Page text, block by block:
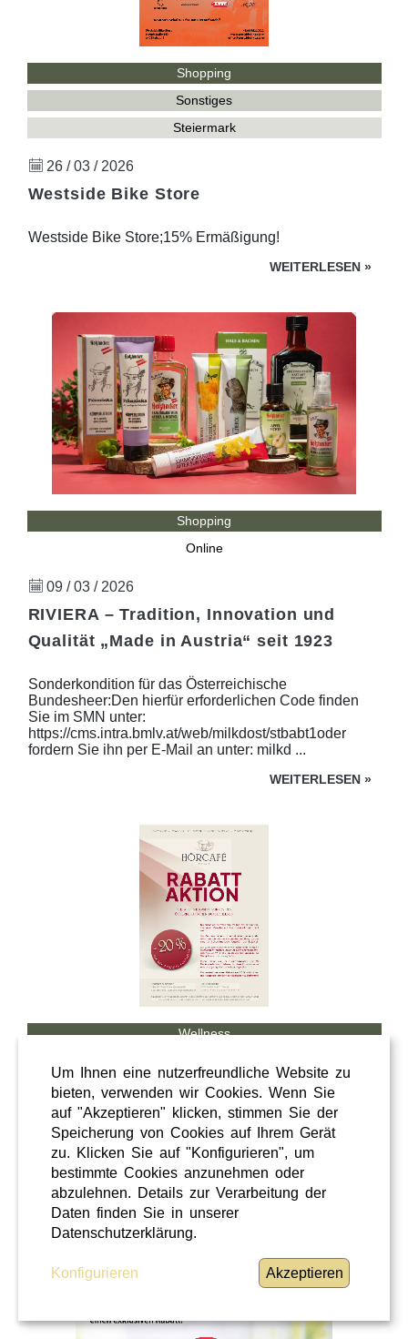
Shopping
Sonstiges
Steiermark
26 / 03 / 2026
Westside Bike Store
Westside Bike Store;15% Ermäßigung!
WEITERLESEN »
Shopping
Online
09 / 03 / 2026
RIVIERA – Tradition, Innovation und
Qualität „Made in Austria“ seit 1923
Sonderkondition für das Österreichische
Bundesheer:Den hierfür erforderlichen Code finden
Sie im SMN unter:
https://cms.intra.bmlv.at/web/milkdost/stbabt1oder
fordern Sie ihn per E-Mail an unter: milkd ...
WEITERLESEN »
Wellness
Steiermark
28 / 02 / 2026
Hörcafe
Hörcafe
Um Ihnen eine nutzerfreundliche Website zu
bieten, verwenden wir Cookies. Wenn Sie
auf "Akzeptieren" klicken, stimmen Sie der
Speicherung von Cookies auf Ihrem Gerät
zu. Klicken Sie auf "Konfigurieren", um
bestimmte Cookies anzunehmen oder
abzulehnen. Details zur Verarbeitung der
Daten finden Sie in unserer
Datenschutzerklärung.
Konfigurieren Akzeptieren